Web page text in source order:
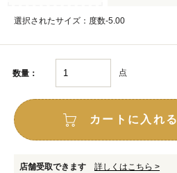
選択されたサイズ：度数-5.00
数量： 点
カートに入れる
店舗受取できます 詳しくはこちら >